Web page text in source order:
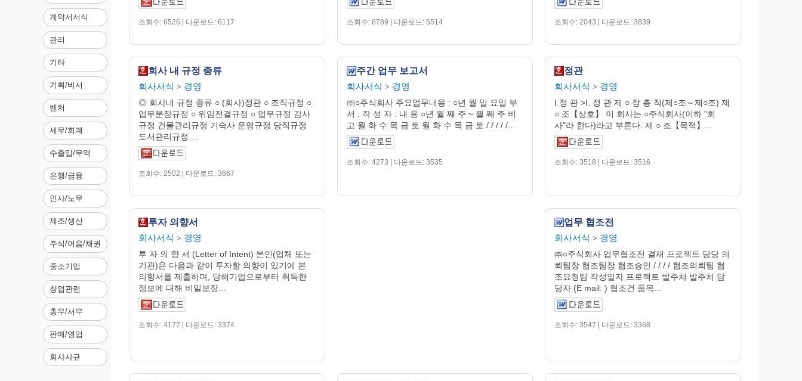
계약서서식
관리
기타
기획/비서
벤처
세무/회계
수출입/무역
은행/금융
인사/노무
제조/생산
주식/어음/채권
중소기업
창업관련
총무/서무
판매/영업
회사사규
조회수: 6526 | 다운로드: 6117 조회수: 6789 | 다운로드: 5514 조회수: 2043 | 다운로드: 3839
회사 내 규정 종류
회사서식 > 경영
◎ 회사내 규정 종류 ○ (회사)정관 ○ 조직규정 ○
업무분장규정 ○ 위임전결규정 ○ 업무규정 감사
규정 건물관리규정 기숙사 운영규정 당직규정
도서관리규정 ...
조회수: 2502 | 다운로드: 3667
주간 업무 보고서
회사서식 > 경영
㈜○주식회사 주요업무내용 : ○년 월 일 요일 부
서 : 작 성 자 : 내 용 ○년 월 째 주 ~ 월 째 주 비
고 월 화 수 목 금 토 월 화 수 목 금 토 / / / / /...
조회수: 4273 | 다운로드: 3535
정관
회사서식 > 경영
I.정 관 >I. 정 관 제 ○ 장 총 칙(제○조～제○조) 제
○ 조【상호】 이 회사는 ○주식회사(이하 "회
사"라 한다)라고 부른다. 제 ○ 조【목적】...
조회수: 3518 | 다운로드: 3516
투자 의향서
회사서식 > 경영
투 자 의 향 서 (Letter of Intent) 본인(업체 또는
기관)은 다음과 같이 투자할 의향이 있기에 본
의향서를 제출하며, 당해기업으로부터 취득한
정보에 대해 비밀보장...
조회수: 4177 | 다운로드: 3374
업무 협조전
회사서식 > 경영
㈜○주식회사 업무협조전 결재 프로젝트 담당 의
뢰팀장 협조팀장 협조승인 / / / / 협조의뢰팀 협
조요청팀 작성일자 프로젝트 발주처 발주처 담
당자 (E mail: ) 협조건 품목...
조회수: 3547 | 다운로드: 3368